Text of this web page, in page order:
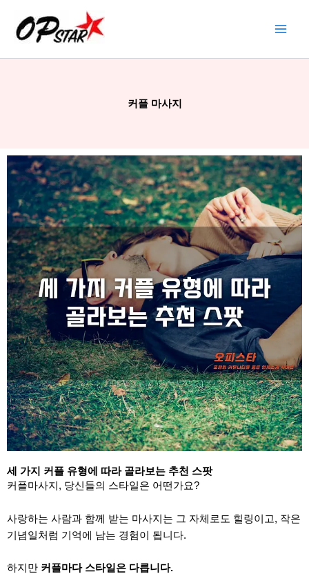
로
커플 마사지
세 가지 커플 유형에 따라 골라보는 추천 스팟
커플마사지, 당신들의 스타일은 어떤가요?
사랑하는 사람과 함께 받는 마사지는 그 자체로도 힐링이고, 작은
기념일처럼 기억에 남는 경험이 됩니다.
하지만 커플마다 스타일은 다릅니다.